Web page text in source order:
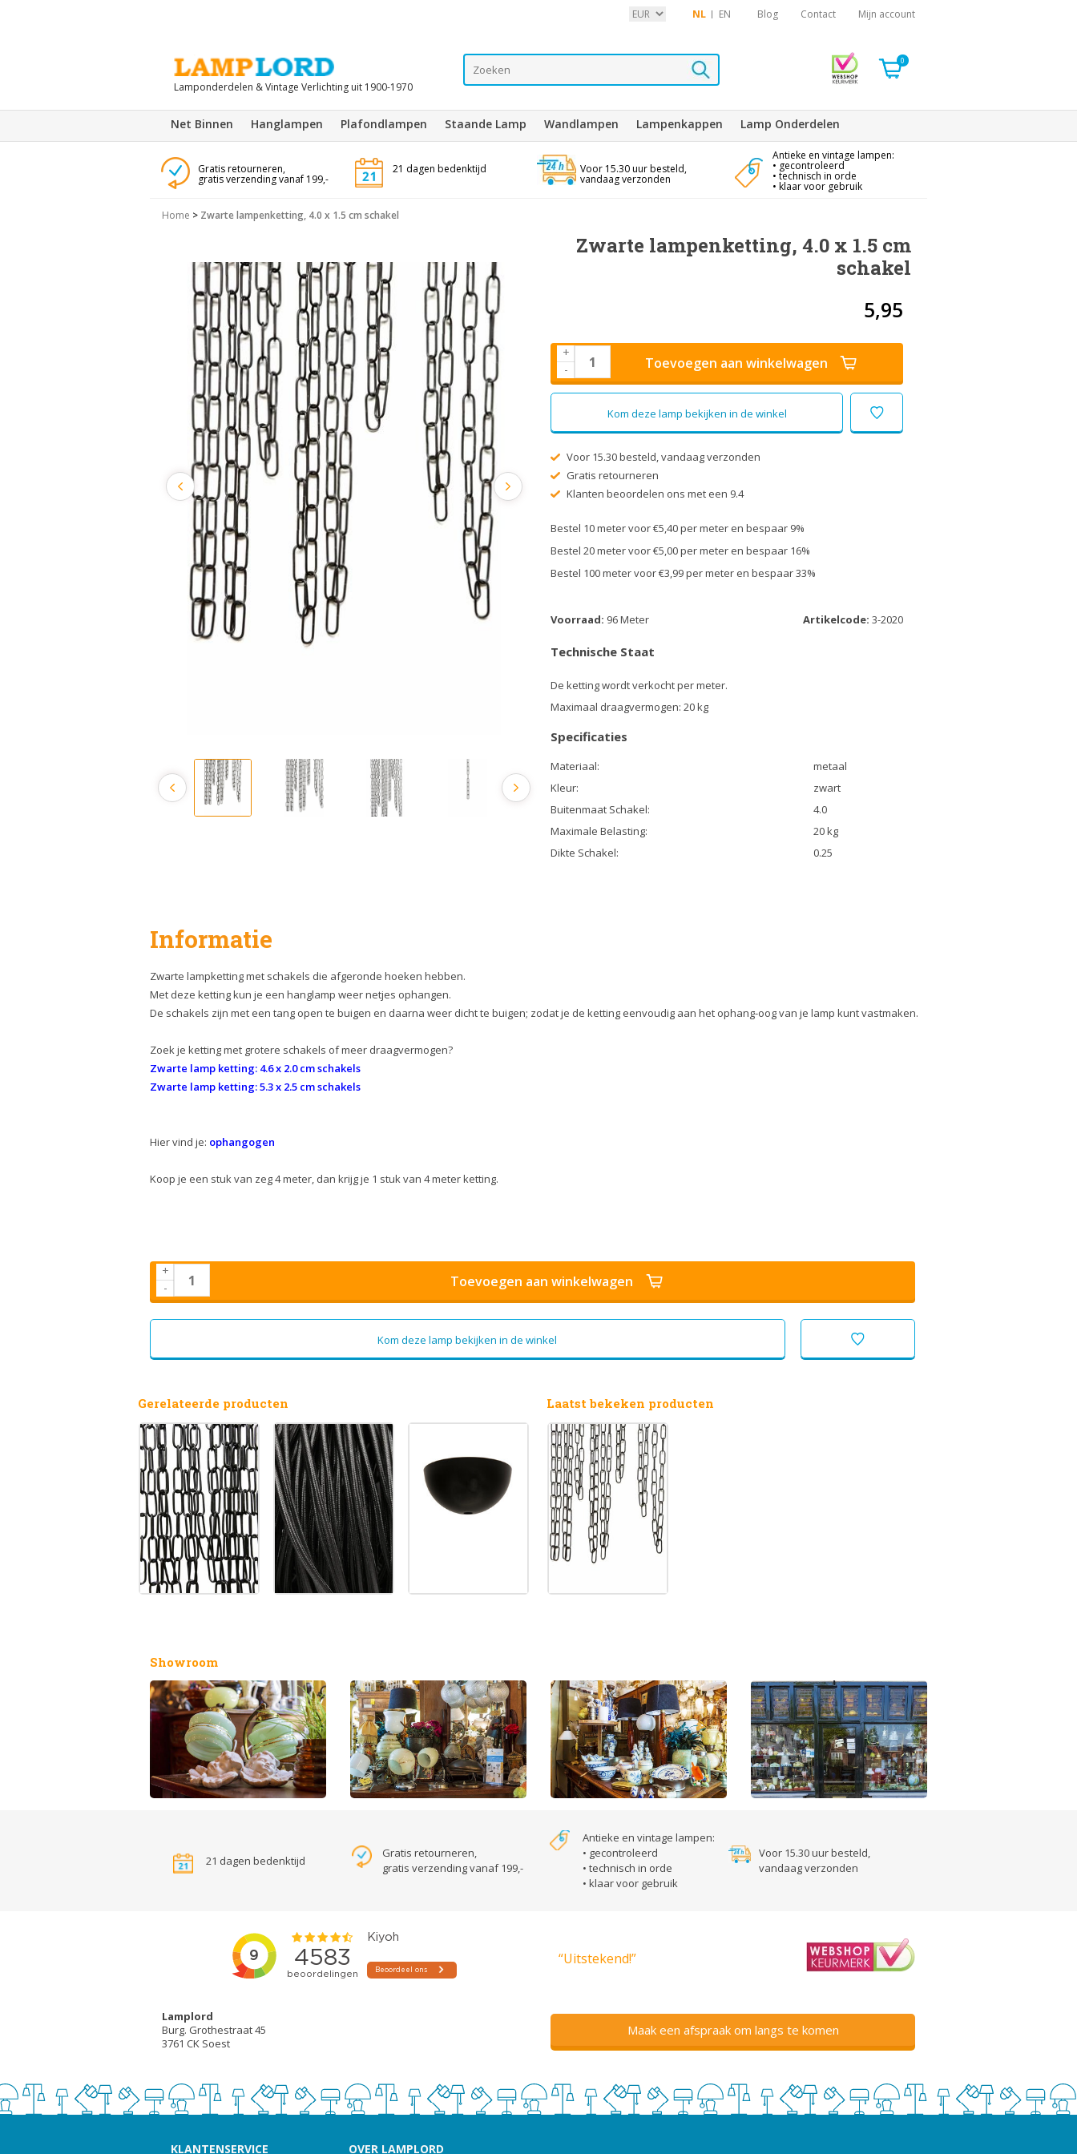
NL EN Blog Contact Mijn account
Lamponderdelen & Vintage Verlichting uit 1900-1970
0
Net Binnen Hanglampen Plafondlampen Staande Lamp Wandlampen Lampenkappen Lamp Onderdelen
Gratis retourneren,
gratis verzending vanaf 199,-
21 dagen bedenktijd Voor 15.30 uur besteld,
vandaag verzonden
Antieke en vintage lampen:
• gecontroleerd
• technisch in orde
• klaar voor gebruik
Home > Zwarte lampenketting, 4.0 x 1.5 cm schakel
Zwarte lampenketting, 4.0 x 1.5 cm
schakel
5,95
+
-
Toevoegen aan winkelwagen
Kom deze lamp bekijken in de winkel
Voor 15.30 besteld, vandaag verzonden
Gratis retourneren
Klanten beoordelen ons met een 9.4
Bestel 10 meter voor €5,40 per meter en bespaar 9%
Bestel 20 meter voor €5,00 per meter en bespaar 16%
Bestel 100 meter voor €3,99 per meter en bespaar 33%
Voorraad: 96 Meter Artikelcode: 3-2020
Technische Staat
De ketting wordt verkocht per meter.
Maximaal draagvermogen: 20 kg
Specificaties
Materiaal:
metaal
Kleur:
zwart
Buitenmaat Schakel:
4.0
Maximale Belasting:
20 kg
Dikte Schakel:
0.25
Informatie
Zwarte lampketting met schakels die afgeronde hoeken hebben.
Met deze ketting kun je een hanglamp weer netjes ophangen.
De schakels zijn met een tang open te buigen en daarna weer dicht te buigen; zodat je de ketting eenvoudig aan het ophang-oog van je lamp kunt vastmaken.
Zoek je ketting met grotere schakels of meer draagvermogen?
Zwarte lamp ketting: 4.6 x 2.0 cm schakels
Zwarte lamp ketting: 5.3 x 2.5 cm schakels
Hier vind je: ophangogen
Koop je een stuk van zeg 4 meter, dan krijg je 1 stuk van 4 meter ketting.
+
-
Toevoegen aan winkelwagen
Kom deze lamp bekijken in de winkel
Gerelateerde producten Laatst bekeken producten
Showroom
21 dagen bedenktijd
Gratis retourneren,
gratis verzending vanaf 199,-
Antieke en vintage lampen:
• gecontroleerd
• technisch in orde
• klaar voor gebruik
Voor 15.30 uur besteld,
vandaag verzonden
“Uitstekend!”
Lamplord
Burg. Grothestraat 45
3761 CK Soest
Maak een afspraak om langs te komen
KLANTENSERVICE OVER LAMPLORD